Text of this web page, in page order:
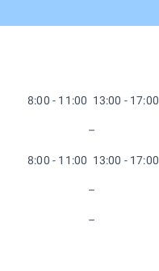
8:00 - 11:00 13:00 - 17:00
–
8:00 - 11:00 13:00 - 17:00
–
–